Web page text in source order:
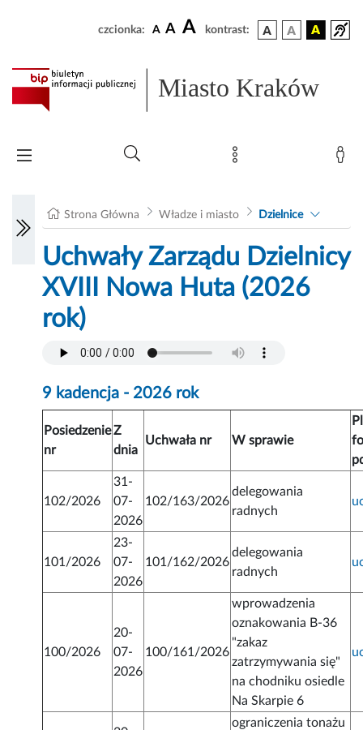
czcionka: A A A kontrast:
Miasto Kraków
Strona Główna Władze i miasto Dzielnice
Uchwały Zarządu Dzielnicy
XVIII Nowa Huta (2026
rok)
9 kadencja - 2026 rok
Posiedzenie
nr
Z
dnia
Uchwała nr W sprawie
102/2026
31-
07-
2026
102/163/2026
delegowania
radnych
101/2026
23-
07-
2026
101/162/2026
delegowania
radnych
100/2026
20-
07-
2026
100/161/2026
wprowadzenia
oznakowania B-36
"zakaz
zatrzymywania się"
na chodniku osiedle
Na Skarpie 6
ograniczenia tonażu